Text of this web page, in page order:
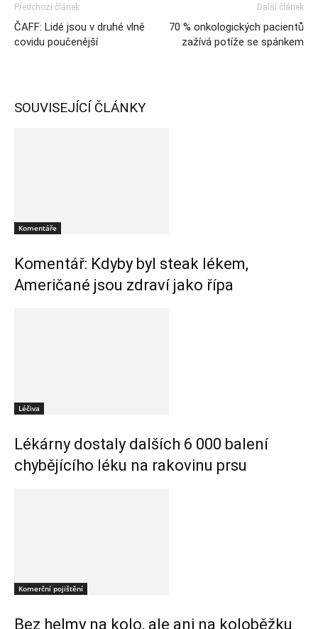
Předchozí článek
ČAFF: Lidé jsou v druhé vlně
covidu poučenější
Další článek
70 % onkologických pacientů
zažívá potíže se spánkem
SOUVISEJÍCÍ ČLÁNKY
Komentáře
Komentář: Kdyby byl steak lékem,
Američané jsou zdraví jako řípa
Léčiva
Lékárny dostaly dalších 6 000 balení
chybějícího léku na rakovinu prsu
Komerční pojištění
Bez helmy na kolo, ale ani na koloběžku